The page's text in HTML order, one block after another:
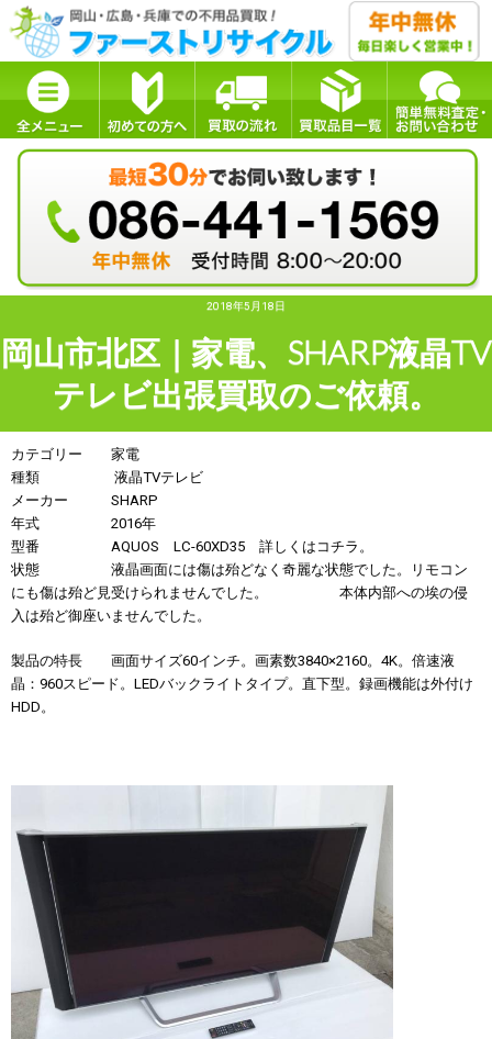
2018年5月18日
岡山市北区｜家電、SHARP液晶TV
テレビ出張買取のご依頼。
カテゴリー 家電
種類 液晶TVテレビ
メーカー SHARP
年式 2016年
型番 AQUOS LC-60XD35 詳しくは コチラ 。
状態 液晶画面には傷は殆どなく奇麗な状態でした。リモコン
にも傷は殆ど見受けられませんでした。 本体内部への埃の侵
入は殆ど御座いませんでした。
製品の特長 画面サイズ60インチ。画素数3840×2160。4K。倍速液
晶：960スピード。LEDバックライトタイプ。直下型。録画機能は外付け
HDD。